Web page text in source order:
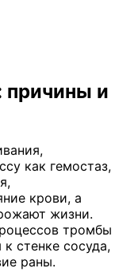
причины и
как гемостаз,
крови, а
жизни.
тромбы
стенке сосуда,
раны.